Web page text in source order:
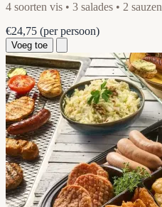
4 soorten vis • 3 salades • 2 sauzen
€24,75 (per persoon)
Voeg toe